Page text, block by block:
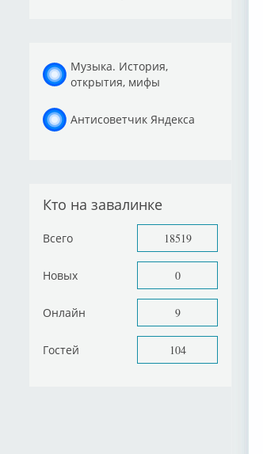
Музыка. История,
открытия, мифы
Антисоветчик Яндекса
Кто на завалинке
Всего 18519
Новых 0
Онлайн 9
Гостей 104